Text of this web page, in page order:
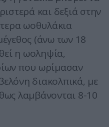
και δεξιά στην
ωοθυλάκια
(άνω των 18
η ωοληψία,
που ωρίμασαν
διακολπικά, με
λαμβάνονται 8-10